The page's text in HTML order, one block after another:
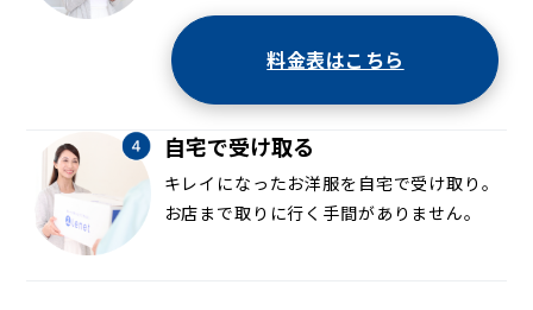
料金表はこちら
自宅で受け取る
キレイになったお洋服を自宅で受け取り。
お店まで取りに行く手間がありません。